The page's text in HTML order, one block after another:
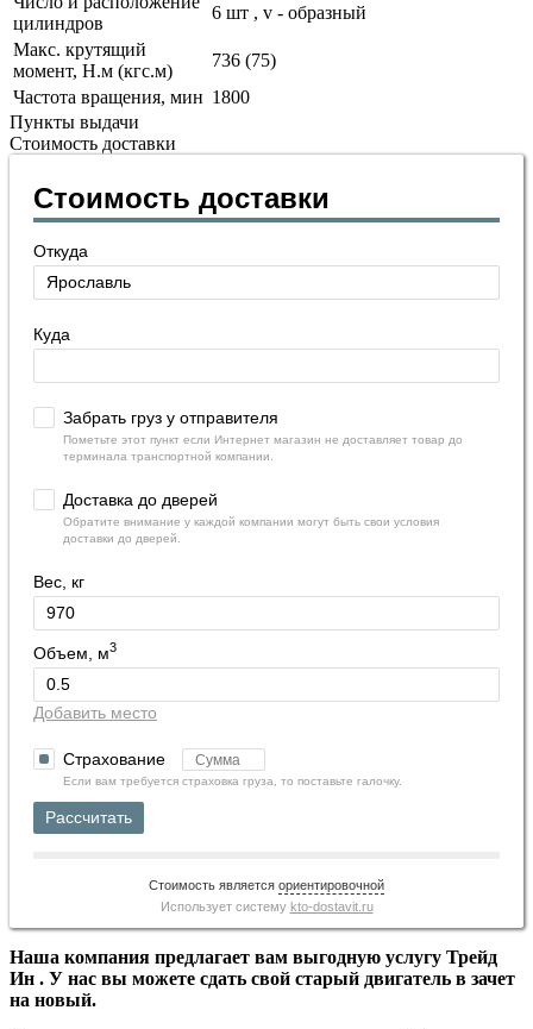
цилиндров
6 шт , v - образный
Макс. крутящий
момент, Н.м (кгс.м)
736 (75)
Частота вращения, мин 1800
Пункты выдачи
Стоимость доставки
Стоимость доставки
Откуда
Куда
Забрать груз у отправителя
Пометьте этот пункт если Интернет магазин не доставляет товар до
терминала транспортной компании.
Доставка до дверей
Обратите внимание у каждой компании могут быть свои условия
доставки до дверей.
Вес, кг
Объем, м3
Добавить место
Страхование
Если вам требуется страховка груза, то поставьте галочку.
Рассчитать
Стоимость является ориентировочной
Использует систему kto-dostavit.ru
Наша компания предлагает вам выгодную услугу Трейд
Ин . У нас вы можете сдать свой старый двигатель в зачет
на новый.